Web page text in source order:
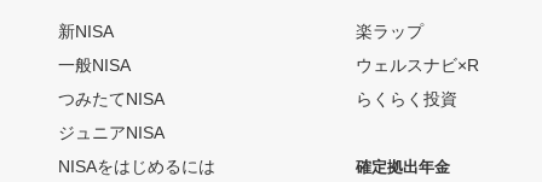
新NISA
一般NISA
つみたてNISA
ジュニアNISA
NISAをはじめるには
楽ラップ
ウェルスナビ×R
らくらく投資
確定拠出年金